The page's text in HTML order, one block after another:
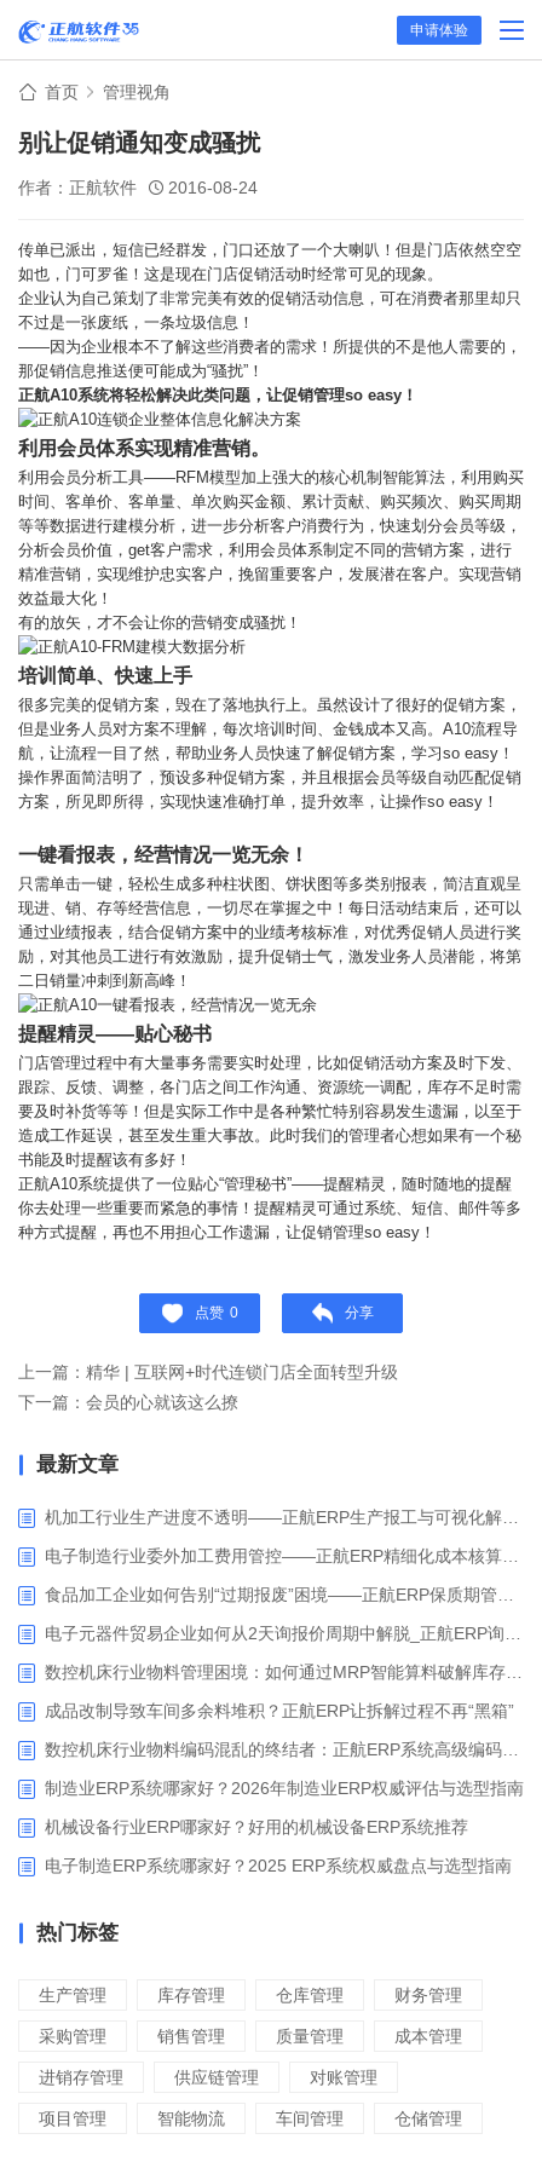
申请体验
首页 管理视角
别让促销通知变成骚扰
作者：正航软件 2016-08-24
传单已派出，短信已经群发，门口还放了一个大喇叭！但是门店依然空空
如也，门可罗雀！这是现在门店促销活动时经常可见的现象。
企业认为自己策划了非常完美有效的促销活动信息，可在消费者那里却只
不过是一张废纸，一条垃圾信息！
——因为企业根本不了解这些消费者的需求！所提供的不是他人需要的，
那促销信息推送便可能成为“骚扰”！
正航A10系统将轻松解决此类问题，让促销管理so easy ！
利用会员体系实现精准营销。
利用会员分析工具——RFM模型加上强大的核心机制智能算法，利用购买
时间、客单价、客单量、单次购买金额、累计贡献、购买频次、购买周期
等等数据进行建模分析，进一步分析客户消费行为，快速划分会员等级，
分析会员价值，get客户需求，利用会员体系制定不同的营销方案，进行
精准营销，实现维护忠实客户，挽留重要客户，发展潜在客户。实现营销
效益最大化！
有的放矢，才不会让你的营销变成骚扰！
培训简单、快速上手
很多完美的促销方案，毁在了落地执行上。虽然设计了很好的促销方案，
但是业务人员对方案不理解，每次培训时间、金钱成本又高。A10流程导
航，让流程一目了然，帮助业务人员快速了解促销方案，学习so easy！
操作界面简洁明了，预设多种促销方案，并且根据会员等级自动匹配促销
方案，所见即所得，实现快速准确打单，提升效率，让操作so easy！
一键看报表，经营情况一览无余！
只需单击一键，轻松生成多种柱状图、饼状图等多类别报表，简洁直观呈
现进、销、存等经营信息，一切尽在掌握之中！每日活动结束后，还可以
通过业绩报表，结合促销方案中的业绩考核标准，对优秀促销人员进行奖
励，对其他员工进行有效激励，提升促销士气，激发业务人员潜能，将第
二日销量冲刺到新高峰！
提醒精灵——贴心秘书
门店管理过程中有大量事务需要实时处理，比如促销活动方案及时下发、
跟踪、反馈、调整，各门店之间工作沟通、资源统一调配，库存不足时需
要及时补货等等！但是实际工作中是各种繁忙特别容易发生遗漏，以至于
造成工作延误，甚至发生重大事故。此时我们的管理者心想如果有一个秘
书能及时提醒该有多好！
正航A10系统提供了一位贴心“管理秘书”——提醒精灵，随时随地的提醒
你去处理一些重要而紧急的事情！提醒精灵可通过系统、短信、邮件等多
种方式提醒，再也不用担心工作遗漏，让促销管理so easy！
点赞 0 分享
上一篇：精华 | 互联网+时代连锁门店全面转型升级
下一篇：会员的心就该这么撩
最新文章
成品改制导致车间多余料堆积？正航ERP让拆解过程不再“黑箱”
制造业ERP系统哪家好？2026年制造业ERP权威评估与选型指南
机械设备行业ERP哪家好？好用的机械设备ERP系统推荐
电子制造ERP系统哪家好？2025 ERP系统权威盘点与选型指南
热门标签
生产管理 库存管理 仓库管理 财务管理
采购管理 销售管理 质量管理 成本管理
进销存管理 供应链管理 对账管理
项目管理 智能物流 车间管理 仓储管理